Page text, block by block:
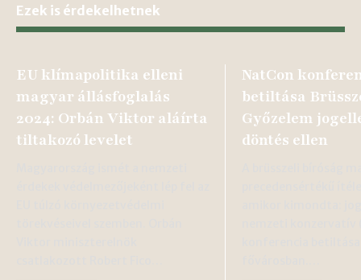
Ezek is érdekelhetnek
EU klímapolitika elleni
magyar állásfoglalás
2024: Orbán Viktor aláírta
tiltakozó levelet
NatCon
betiltása
Győzelem
döntés ellen